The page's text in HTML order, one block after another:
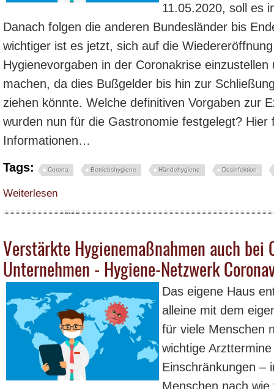
11.05.2020, soll es
Danach folgen die anderen Bundesländer bis
wichtiger ist es jetzt, sich auf die
Hygienevorgaben in der Coronakrise
machen, da dies Bußgelder bis hin zur
ziehen könnte. Welche definitiven Vorgaben zur
wurden nun für die Gastronomie festgelegt? Hier
Informationen…
Tags:
Corona Betriebshygiene Händehygiene Desinfektion
Weiterlesen
Verstärkte Hygienemaßnahmen auch bei
Unternehmen - Hygiene-Netzwerk
Das eigene Haus
alleine mit dem
für viele Menschen
wichtige
Einschränkungen –
Menschen nach